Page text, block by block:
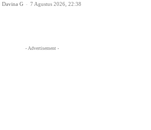
Davina G - 7 Agustus 2026, 22:38
- Advertisement -